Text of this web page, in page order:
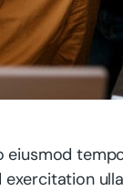
eiusmod
exercitation